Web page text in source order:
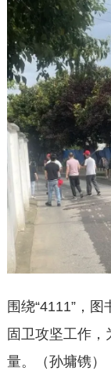
围绕“4111”，
固卫攻坚工作
量。（孙墉镌）